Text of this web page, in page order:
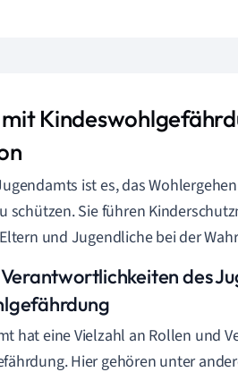
ist es, das
schützen. Sie führen
und Jugendliche bei der
Verantwortlichkeiten des
hat eine Vielzahl an Rollen und
Hier gehören unter